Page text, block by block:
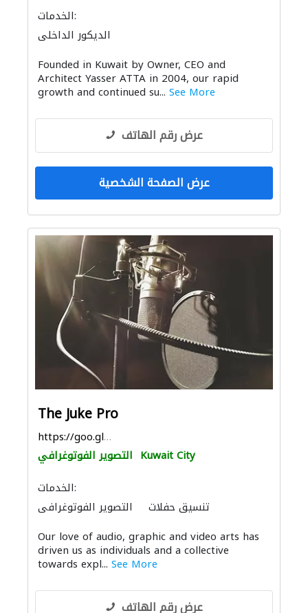
الخدمات:
الديكور الداخلي
الصوتيات
Founded in Kuwait by Owner, CEO and
Architect Yasser ATTA in 2004, our rapid
growth and continued su... See More
عرض رقم الهاتف
عرض الصفحة الشخصية
The Juke Pro
https://goo.gl/maps/YdEMFGYsfyDerGrz7
التصوير الفوتوغرافي Kuwait City
الخدمات:
التصوير الفوتوغرافي
تنسيق حفلات
Our love of audio, graphic and video arts has
driven us as individuals and a collective
towards expl... See More
عرض رقم الهاتف